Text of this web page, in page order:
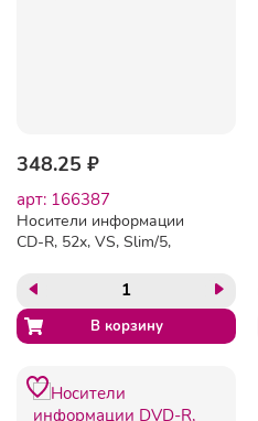
348.25 ₽
арт: 166387
Носители информации
CD-R, 52x, VS, Slim/5,